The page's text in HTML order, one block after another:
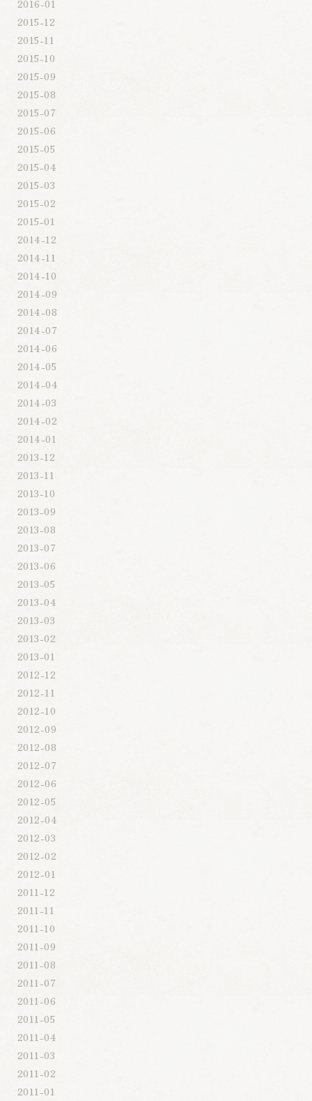
2016-01
2015-12
2015-11
2015-10
2015-09
2015-08
2015-07
2015-06
2015-05
2015-04
2015-03
2015-02
2015-01
2014-12
2014-11
2014-10
2014-09
2014-08
2014-07
2014-06
2014-05
2014-04
2014-03
2014-02
2014-01
2013-12
2013-11
2013-10
2013-09
2013-08
2013-07
2013-06
2013-05
2013-04
2013-03
2013-02
2013-01
2012-12
2012-11
2012-10
2012-09
2012-08
2012-07
2012-06
2012-05
2012-04
2012-03
2012-02
2012-01
2011-12
2011-11
2011-10
2011-09
2011-08
2011-07
2011-06
2011-05
2011-04
2011-03
2011-02
2011-01